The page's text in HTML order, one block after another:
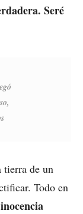
Seré
tierra de un
Todo en